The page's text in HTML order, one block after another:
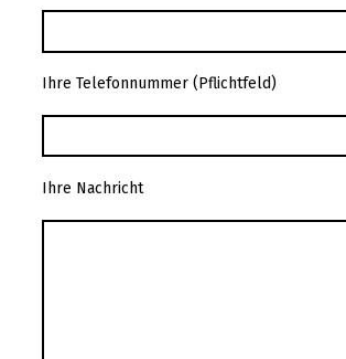
Ihre Telefonnummer (Pflichtfeld)
Ihre Nachricht